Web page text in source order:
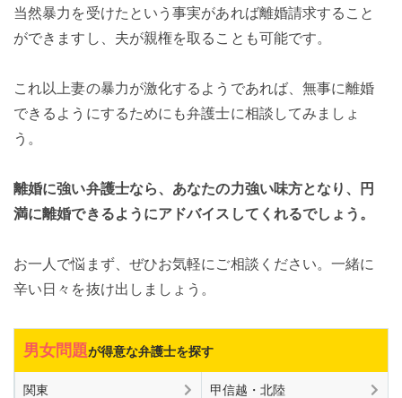
当然暴力を受けたという事実があれば離婚請求すること
ができますし、夫が親権を取ることも可能です。
これ以上妻の暴力が激化するようであれば、無事に離婚
できるようにするためにも弁護士に相談してみましょ
う。
離婚に強い弁護士なら、あなたの力強い味方となり、円
満に離婚できるようにアドバイスしてくれるでしょう。
お一人で悩まず、ぜひお気軽にご相談ください。一緒に
辛い日々を抜け出しましょう。
男女問題が得意な弁護士を探す
関東 甲信越・北陸